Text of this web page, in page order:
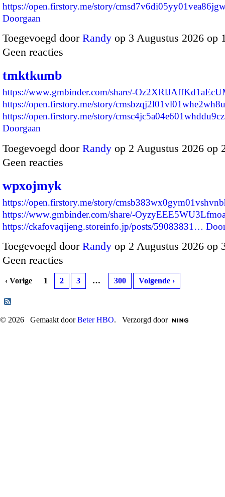
https://open.firstory.me/story/
Doorgaan
Toegevoegd door Randy op 3 Augustus 2026
Geen reacties
tmktkumb
https://www.gmbinder.com/share/-
https://open.firstory.me/story/
https://open.firstory.me/story/
Doorgaan
Toegevoegd door Randy op 2 Augustus 2026
Geen reacties
wpxojmyk
https://open.firstory.me/story/
https://www.gmbinder.com/share/-
https://ckafovaqijeng.storeinfo.jp/posts/59083831…
Toegevoegd door Randy op 2 Augustus 2026
Geen reacties
‹ Vorige 1 2 3 … 300 Volgende ›
© 2026 Gemaakt doorBeter HBO. Verzorgd door